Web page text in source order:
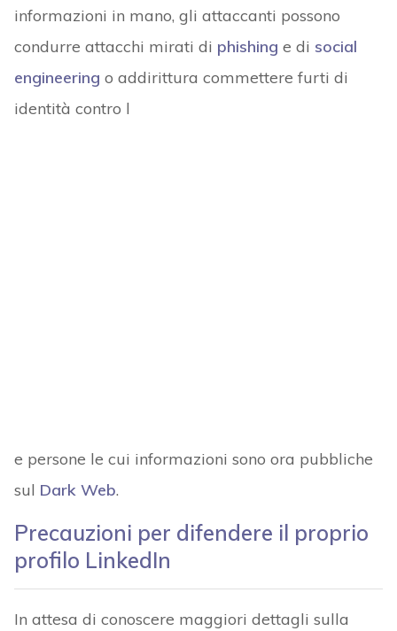
informazioni in mano, gli attaccanti possono
condurre attacchi mirati di phishing e di social
engineering o addirittura commettere furti di
identità contro l
e persone le cui informazioni sono ora pubbliche
sul Dark Web.
Precauzioni per difendere il proprio
profilo LinkedIn
In attesa di conoscere maggiori dettagli sulla